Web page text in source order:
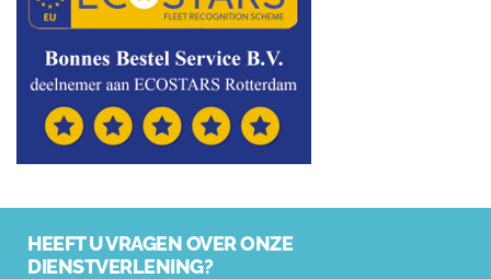
HEEFT U VRAGEN OVER ONZE
DIENSTVERLENING?